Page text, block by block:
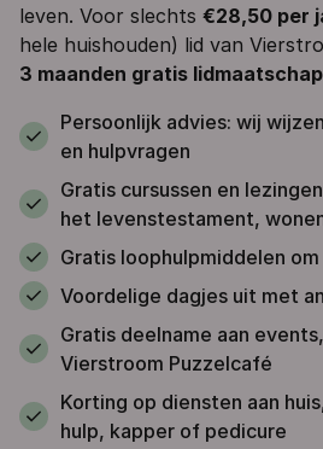
leven. Voor slechts €28,50 per
hele huishouden) lid van
3 maanden gratis
Persoonlijk advies: wij
en hulpvragen
Gratis cursussen en
het levenstestament,
Gratis loophulpmiddelen
Voordelige dagjes uit met
Gratis deelname aan
Vierstroom Puzzelcafé
Korting op diensten aan
hulp, kapper of pedicure